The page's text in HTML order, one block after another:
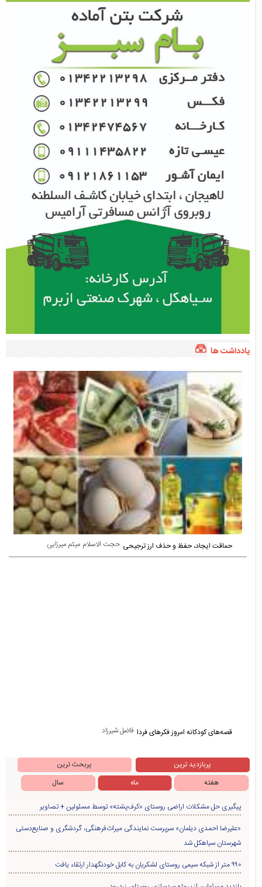
یادداشت ها
حجت الاسلام میثم میرزایی حماقت ایجاد، حفظ و حذف ارز ترجیحی
فاضل شیرزاد قصه‌های کودکانه امروز فکرهای فردا
پربازدید ترین
پربحث ترین
هفته
ماه سال
پیگیری حل مشکلات اراضی روستای «کرف‌پشته» توسط مسئولین + تصاویر
«علیرضا احمدی دیلمان» سرپرست نمایندگی میراث‌فرهنگی، گردشگری و صنایع‌دستی
شهرستان سیاهکل شد
۹۹۰ متر از شبکه سیمی روستای لشکریان به کابل خودنگهدار ارتقاء یافت